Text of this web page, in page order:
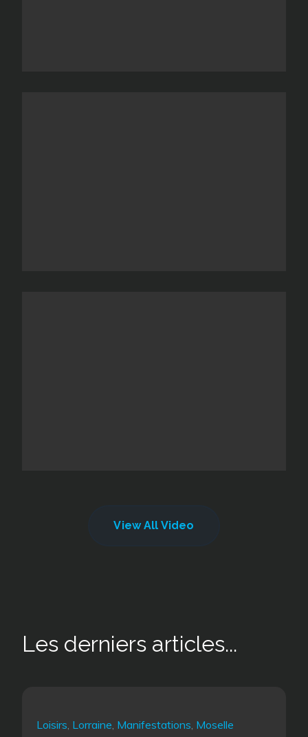
View All Video
Les derniers articles...
Loisirs, Lorraine, Manifestations, Moselle